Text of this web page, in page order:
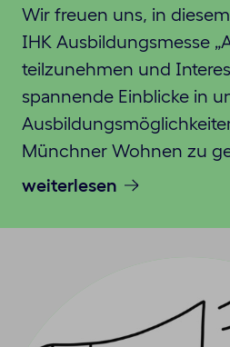
Wir freuen uns, in
IHK Ausbildungsmesse
teilzunehmen und
spannende Einblicke in
Münchner Wohnen zu
weiterlesen